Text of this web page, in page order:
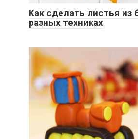
Как сделать листья из
разных техниках